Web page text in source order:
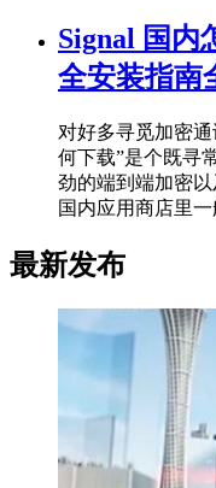
Signal 国内
全安装指南
对好多寻觅加密
何下载”是个既寻
劲的端到端加密
国内应用商店里
最新发布